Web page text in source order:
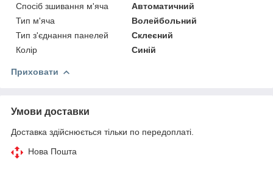
Спосіб зшивання м'яча
Автоматичний
Тип м'яча
Волейбольний
Тип з'єднання панелей
Склеєний
Колір
Синій
Приховати
Умови доставки
Доставка здійснюється тільки по передоплаті.
Нова Пошта